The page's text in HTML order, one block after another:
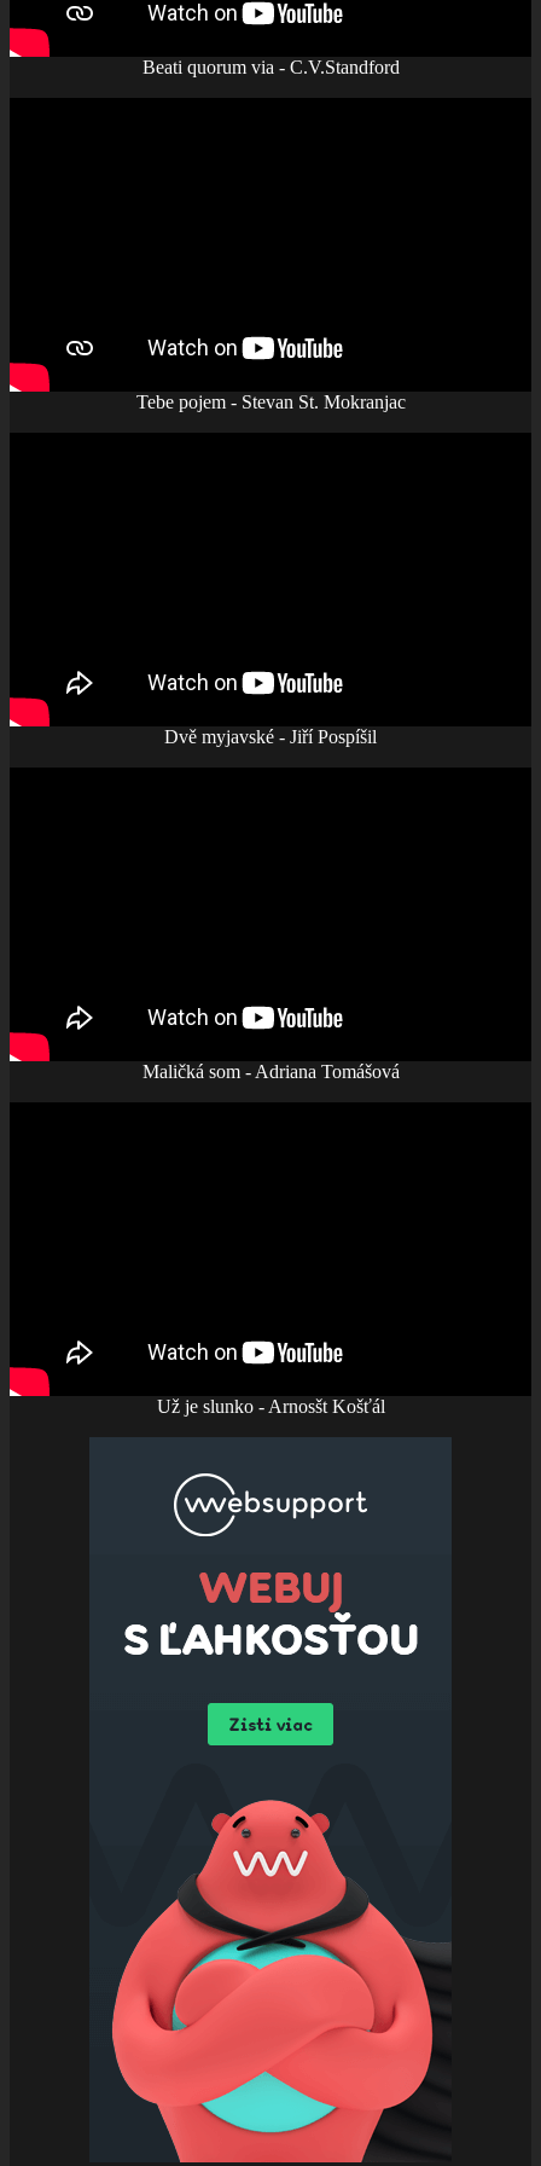
Beati quorum via - C.V.Standford
Tebe pojem - Stevan St. Mokranjac
Dvě myjavské - Jiří Pospíšil
Maličká som - Adriana Tomášová
Už je slunko - Arnosšt Košťál